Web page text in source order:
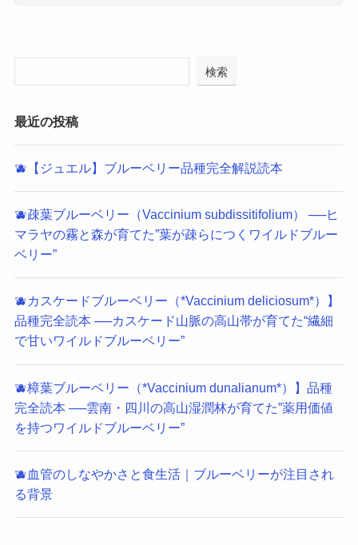
検索
最近の投稿
🫐【ジュエル】ブルーベリー品種完全解説読本
🫐疎葉ブルーベリー（Vaccinium subdissitifolium） ──ヒ
マラヤの霧と森が育てた”葉が疎らにつくワイルドブルー
ベリー”
🫐カスケードブルーベリー（*Vaccinium deliciosum*）】
品種完全読本 ──カスケード山脈の高山帯が育てた“繊細
で甘いワイルドブルーベリー”
🫐樟葉ブルーベリー（*Vaccinium dunalianum*）】品種
完全読本 ──雲南・四川の高山湿潤林が育てた”薬用価値
を持つワイルドブルーベリー”
🫐血管のしなやかさと食生活｜ブルーベリーが注目され
る背景